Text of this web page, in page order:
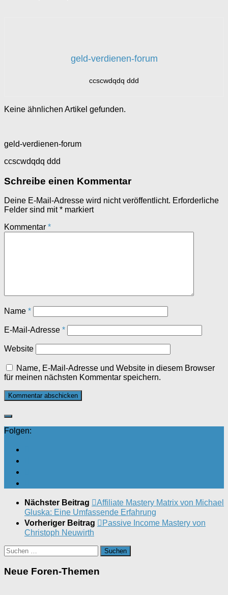
geld-verdienen-forum
ccscwdqdq ddd
Keine ähnlichen Artikel gefunden.
geld-verdienen-forum
ccscwdqdq ddd
Schreibe einen Kommentar
Deine E-Mail-Adresse wird nicht veröffentlicht. Erforderliche
Felder sind mit* markiert
Kommentar *
Name *
E-Mail-Adresse *
Website
Name, E-Mail-Adresse und Website in diesem Browser
für meinen nächsten Kommentar speichern.
Folgen:
Nächster Beitrag
Affiliate Mastery Matrix von Michael
Gluska: Eine Umfassende Erfahrung
Vorheriger Beitrag
Passive Income Mastery von
Christoph Neuwirth
Suchen
nach:
Neue Foren-Themen